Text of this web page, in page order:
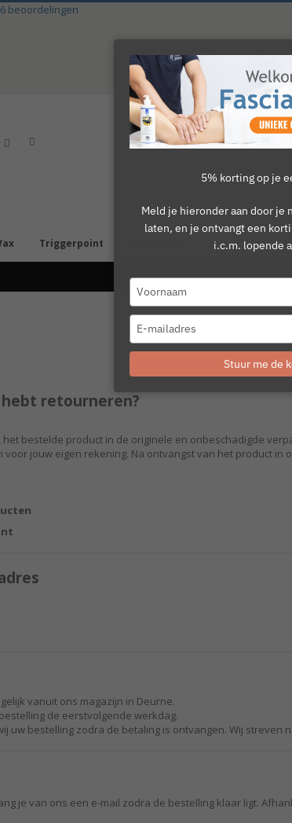
beoordelingen
Triggerpoint Cursussen
retourneren?
bestelde product in de originele en onbeschadigde
jouw eigen rekening. Na ontvangst van het product
vanuit ons magazijn in Deurne.
de eerstvolgende werkdag.
uw bestelling zodra de betaling is ontvangen. Wij streven
je van ons een e-mail zodra de bestelling klaar ligt.
5% korting op je
Meld je hieronder aan door je
laten, en je ontvangt een
i.c.m. lopende
Stuur me de